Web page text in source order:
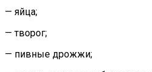
— яйца;
— творог;
— пивные дрожжи;